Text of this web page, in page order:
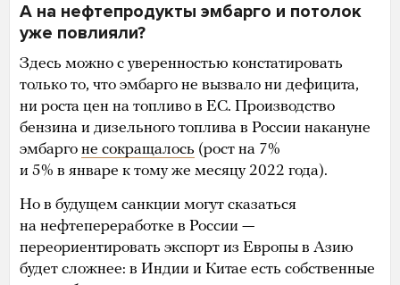
А на нефтепродукты эмбарго и потолок
уже повлияли?
Здесь можно с уверенностью констатировать
только то, что эмбарго не вызвало ни дефицита,
ни роста цен на топливо в ЕС. Производство
бензина и дизельного топлива в России накануне
эмбарго не сокращалось (рост на 7%
и 5% в январе к тому же месяцу 2022 года).
Но в будущем санкции могут сказаться
на нефтепереработке в России —
переориентировать экспорт из Европы в Азию
будет сложнее: в Индии и Китае есть собственные